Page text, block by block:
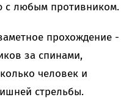
с любым противником.
прохождение -
за спинами,
человек и
стрельбы.